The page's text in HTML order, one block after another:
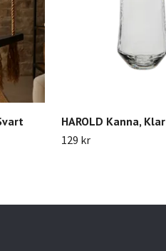
HAROLD Kanna, Klar
129 kr